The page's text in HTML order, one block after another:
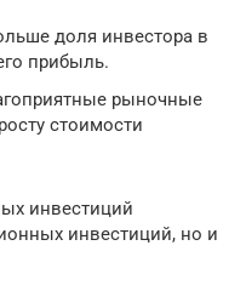
доля инвестора в
прибыль.
рыночные
стоимости
инвестиций
инвестиций, но и